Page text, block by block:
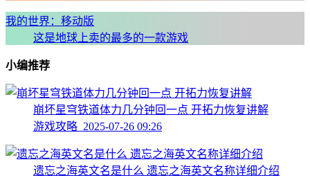
我的世界：移动版
这是地球上卖的最多的一款游戏
小编推荐
崩坏星穹铁道体力几分钟回一点 开拓力恢复讲解
游戏攻略 2025-07-26 09:26
遗忘之海英文名是什么 遗忘之海英文名称详细介绍